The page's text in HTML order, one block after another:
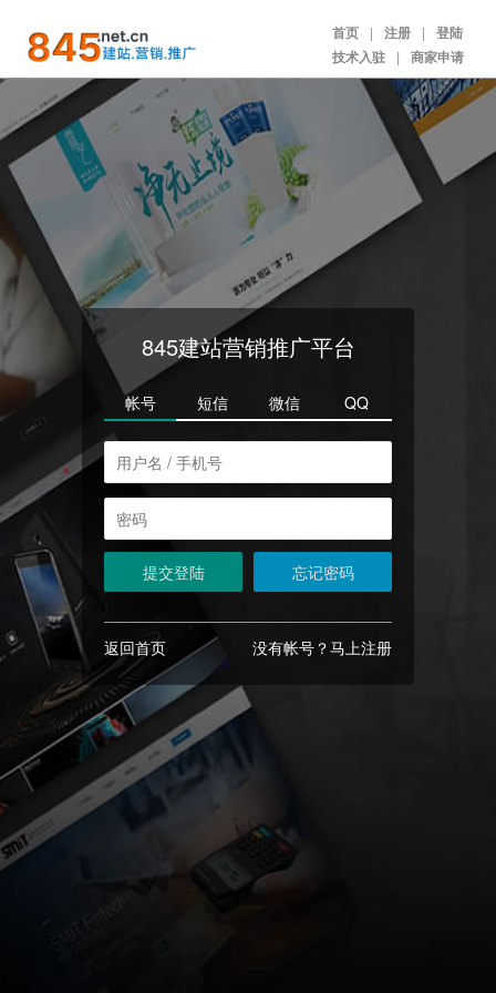
首页 | 注册 |
登陆
技术入驻
| 商家申请
845建站营销推广平台
帐号 短信 微信 QQ
提交登陆 忘记密码
返回首页 没有帐号？马上注册